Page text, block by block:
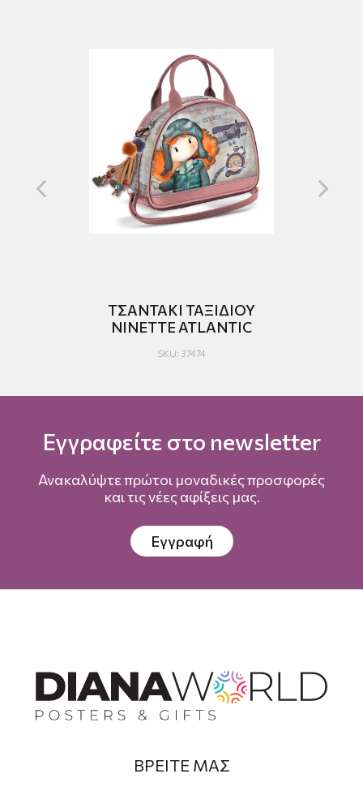
ΤΣΑΝΤΑΚΙ ΤΑΞΙΔΙΟΥ
NINETTE ATLANTIC
SKU: 37474
Εγγραφείτε στο newsletter
Ανακαλύψτε πρώτοι μοναδικές προσφορές
και τις νέες αφίξεις μας.
Εγγραφή
ΒΡΕΙΤΕ ΜΑΣ